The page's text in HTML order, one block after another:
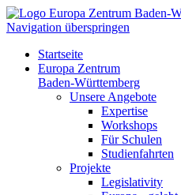
Navigation überspringen
Startseite
Europa Zentrum
Baden-Württemberg
Unsere Angebote
Expertise
Workshops
Für Schulen
Studienfahrten
Projekte
Legislativity